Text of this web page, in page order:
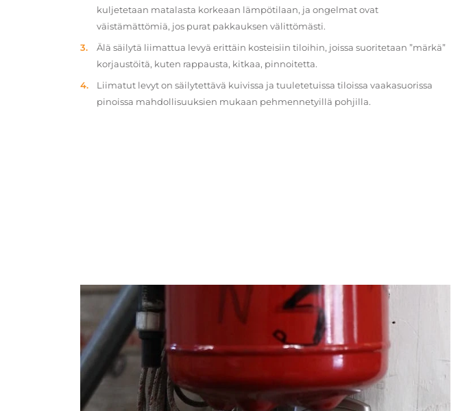
kuljetetaan matalasta korkeaan lämpötilaan, ja ongelmat ovat
väistämättömiä, jos purat pakkauksen välittömästi.
Älä säilytä liimattua levyä erittäin kosteisiin tiloihin, joissa suoritetaan ”märkä”
korjaustöitä, kuten rappausta, kitkaa, pinnoitetta.
Liimatut levyt on säilytettävä kuivissa ja tuuletetuissa tiloissa vaakasuorissa
pinoissa mahdollisuuksien mukaan pehmennetyillä pohjilla.